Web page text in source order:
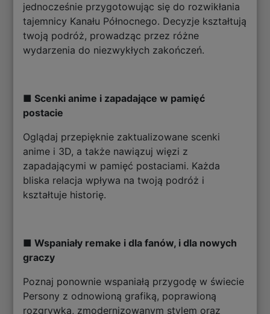
jednocześnie przygotowując się do rozwikłania
tajemnicy Kanału Północnego. Decyzje kształtują
twoją podróż, prowadząc przez różne
wydarzenia do niezwykłych zakończeń.
■ Scenki anime i zapadające w pamięć
postacie
Oglądaj przepięknie zaktualizowane scenki
anime i 3D, a także nawiązuj więzi z
zapadającymi w pamięć postaciami. Każda
bliska relacja wpływa na twoją podróż i
kształtuje historię.
■ Wspaniały remake i dla fanów, i dla nowych
graczy
Poznaj ponownie wspaniałą przygodę w świecie
Persony z odnowioną grafiką, poprawioną
rozgrywką, zmodernizowanym stylem oraz